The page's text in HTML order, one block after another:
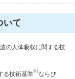
いて
の人体吸収に関する技
る技術基準※1ならび